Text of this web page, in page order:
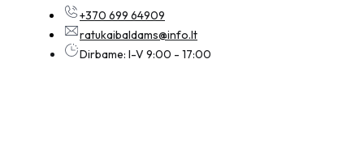
+370 699 64909
ratukaibaldams@info.lt
Dirbame: I-V 9:00 - 17:00